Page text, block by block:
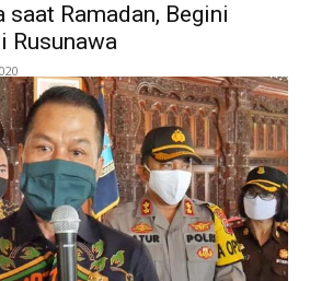
Ramadan, Begini
Rusunawa